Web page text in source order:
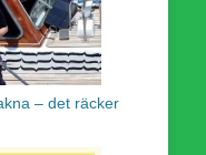
– det räcker